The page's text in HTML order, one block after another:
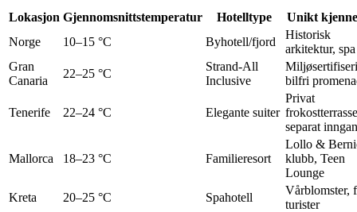
Lokasjon Gjennomsnittstemperatur Hotelltype
Unikt
Norge
10–15 °C Byhotell/fjord
Historisk
arkitektur, spa
Gran
Canaria
22–25 °C
Strand-All
Inclusive
bilfri
Tenerife 22–24 °C Elegante suiter
Privat
separat
Mallorca 18–23 °C Familieresort
Lollo &
klubb, Teen
Lounge
Kreta
20–25 °C Spahotell
Vårblomster,
turister